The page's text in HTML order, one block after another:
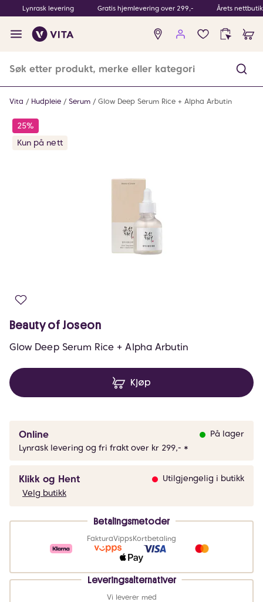
Lynrask levering Gratis hjemlevering over 299,- Årets
Ingen
produkter
Vita Hudpleie Serum Glow Deep Serum Rice + Alpha Arbutin
25%
Kun på nett
Beauty of Joseon
Glow Deep Serum Rice + Alpha Arbutin
Kjøp
Online
På lager
Lynrask levering og fri frakt over kr 299,- *
Klikk og Hent
Utilgjengelig i butikk
Velg butikk
Betalingsmetoder
FakturaVippsKortbetaling
Leveringsalternativer
Vi leverer med